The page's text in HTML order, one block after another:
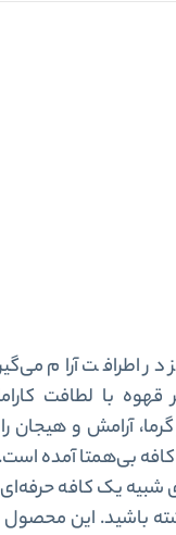
اطرافت آرام
با لطافت
آرامش و هیجان
بی‌همتا آمده است.
شبیه یک کافه حرفه‌ای
باشید. این